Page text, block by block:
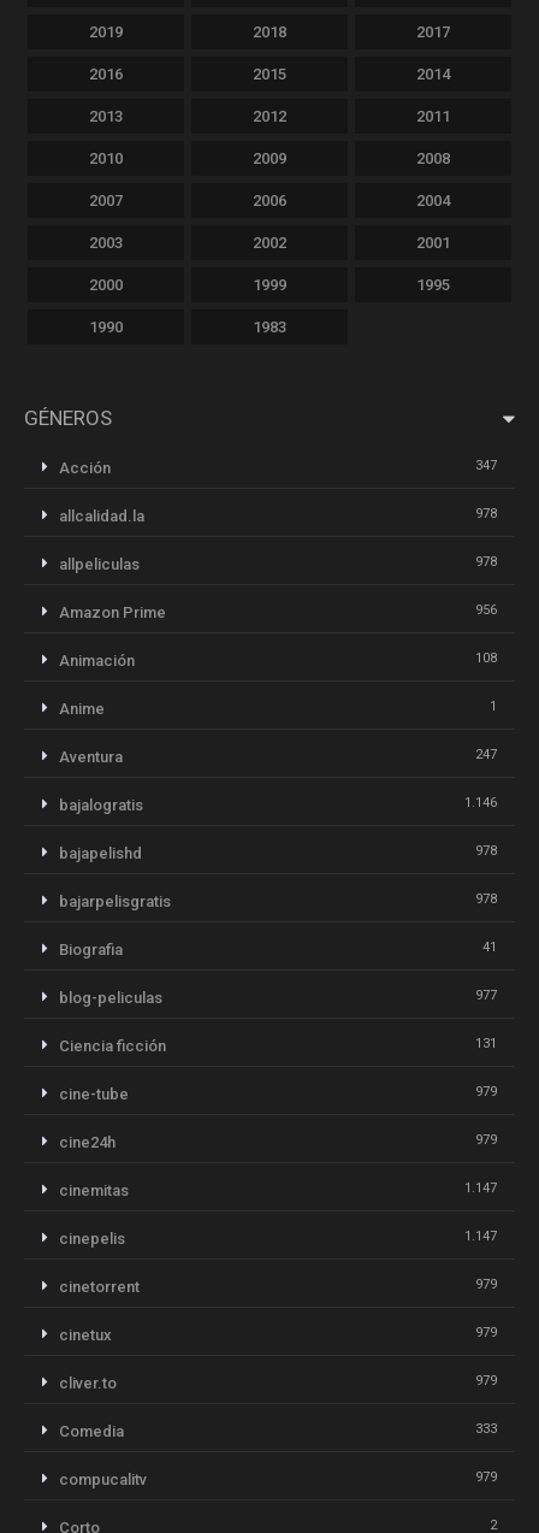
2019 2018 2017
2016 2015 2014
2013 2012 2011
2010 2009 2008
2007 2006 2004
2003 2002 2001
2000 1999 1995
1990 1983
GÉNEROS
Acción 347
allcalidad.la 978
allpeliculas 978
Amazon Prime 956
Animación 108
Anime 1
Aventura 247
bajalogratis 1.146
bajapelishd 978
bajarpelisgratis 978
Biografia 41
blog-peliculas 977
Ciencia ficción 131
cine-tube 979
cine24h 979
cinemitas 1.147
cinepelis 1.147
cinetorrent 979
cinetux 979
cliver.to 979
Comedia 333
compucalitv 979
Corto 2